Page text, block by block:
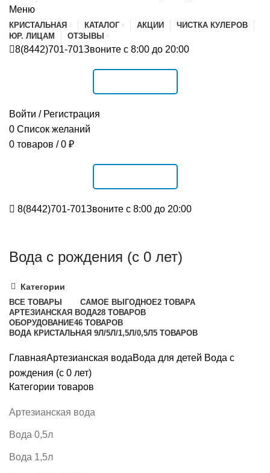
Меню
КРИСТАЛЬНАЯ КАТАЛОГ АКЦИИ
ЧИСТКА КУЛЕРОВ
ЮР. ЛИЦАМ
ОТЗЫВЫ
8(8442)701-701Звоните с 8:00 до 20:00
Войти / Регистрация
0 Список желаний
0 товаров / 0 ₽
8(8442)701-701Звоните с 8:00 до 20:00
Вода с рождения (с 0 лет)
Категории
ВСЕ ТОВАРЫ САМОЕ ВЫГОДНОЕ2 ТОВАРА
АРТЕЗИАНСКАЯ ВОДА28 ТОВАРОВ
ОБОРУДОВАНИЕ46 ТОВАРОВ
ВОДА КРИСТАЛЬНАЯ 9Л/5Л/1,5Л/0,5Л5 ТОВАРОВ
ГлавнаяАртезианская водаВода для детей Вода с
рождения (с 0 лет)
Категории товаров
Артезианская вода
Вода 0,5л
Вода 1,5л